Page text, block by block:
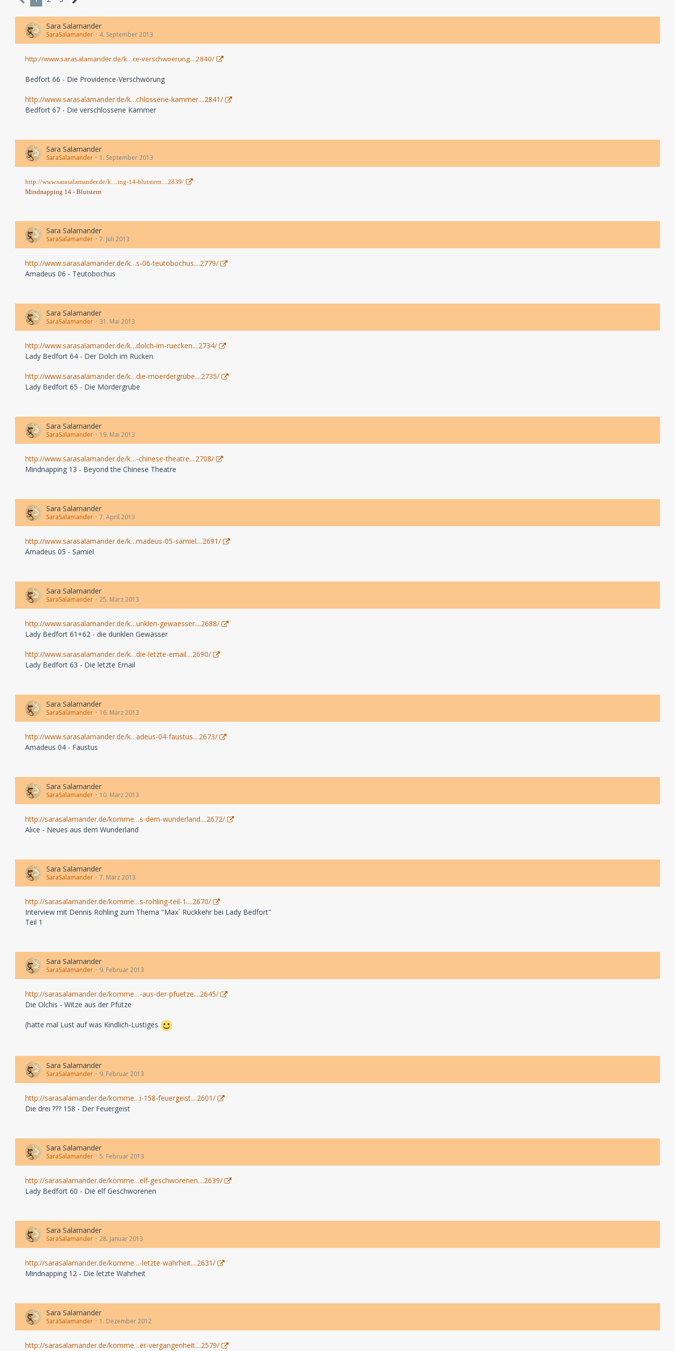
Sara Salamander
SaraSalamander 4. September 2013
http://www.sarasalamander.de/k…ce-verschwoerung....2840/
Bedfort 66 - Die Providence-Verschwörung
http://www.sarasalamander.de/k…chlossene-kammer....2841/
Bedfort 67 - Die verschlossene Kammer
Sara Salamander
SaraSalamander 1. September 2013
http://www.sarasalamander.de/k…ing-14-blutstern....2839/
Mindnapping 14 - Blutstern
Sara Salamander
SaraSalamander 7. Juli 2013
http://www.sarasalamander.de/k…s-06-teutobochus....2779/
Amadeus 06 - Teutobochus
Sara Salamander
SaraSalamander 31. Mai 2013
http://www.sarasalamander.de/k…dolch-im-ruecken....2734/
Lady Bedfort 64 - Der Dolch im Rücken
http://www.sarasalamander.de/k…die-moerdergrube....2735/
Lady Bedfort 65 - Die Mördergrube
Sara Salamander
SaraSalamander 19. Mai 2013
http://www.sarasalamander.de/k…-chinese-theatre....2708/
Mindnapping 13 - Beyond the Chinese Theatre
Sara Salamander
SaraSalamander 7. April 2013
http://www.sarasalamander.de/k…madeus-05-samiel....2691/
Amadeus 05 - Samiel
Sara Salamander
SaraSalamander 25. März 2013
http://www.sarasalamander.de/k…unklen-gewaesser....2688/
Lady Bedfort 61+62 - die dunklen Gewässer
http://www.sarasalamander.de/k…die-letzte-email....2690/
Lady Bedfort 63 - Die letzte Email
Sara Salamander
SaraSalamander 16. März 2013
http://www.sarasalamander.de/k…adeus-04-faustus....2673/
Amadeus 04 - Faustus
Sara Salamander
SaraSalamander 10. März 2013
http://sarasalamander.de/komme…s-dem-wunderland....2672/
Alice - Neues aus dem Wunderland
Sara Salamander
SaraSalamander 7. März 2013
http://sarasalamander.de/komme…s-rohling-teil-1....2670/
Interview mit Dennis Rohling zum Thema "Max´ Rückkehr bei Lady Bedfort"
Teil 1
Sara Salamander
SaraSalamander 9. Februar 2013
http://sarasalamander.de/komme…-aus-der-pfuetze....2645/
Die Olchis - Witze aus der Pfütze
(hatte mal Lust auf was Kindlich-Lustiges
Sara Salamander
SaraSalamander 9. Februar 2013
http://sarasalamander.de/komme…i-158-feuergeist....2601/
Die drei ??? 158 - Der Feuergeist
Sara Salamander
SaraSalamander 5. Februar 2013
http://sarasalamander.de/komme…elf-geschworenen....2639/
Lady Bedfort 60 - Die elf Geschworenen
Sara Salamander
SaraSalamander 28. Januar 2013
http://sarasalamander.de/komme…-letzte-wahrheit....2631/
Mindnapping 12 - Die letzte Wahrheit
Sara Salamander
SaraSalamander 1. Dezember 2012
http://sarasalamander.de/komme…er-vergangenheit....2579/